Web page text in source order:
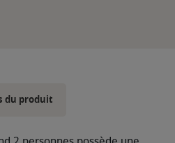
du produit